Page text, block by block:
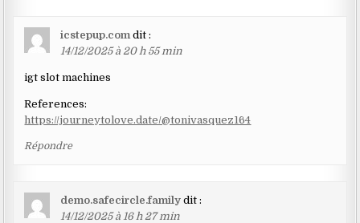
icstepup.com dit :
14/12/2025 à 20 h 55 min
igt slot machines
References:
https://journeytolove.date/@tonivasquez164
Répondre
demo.safecircle.family dit :
14/12/2025 à 16 h 27 min